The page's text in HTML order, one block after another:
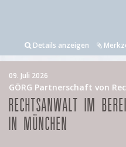
Details anzeigen
09. Juli 2026
GÖRG Partnerschaft von
RECHTSANWALT IM
IN MÜNCHEN